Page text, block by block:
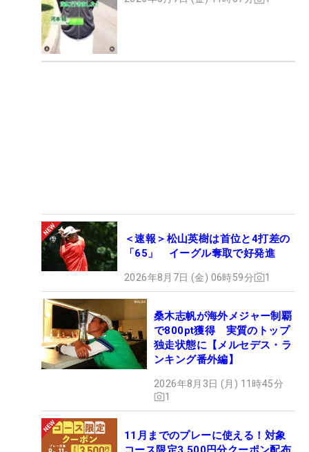
＜速報＞松山英樹は首位と4打差の
「65」 イーグル奪取で好発進
2026年8月7日 (金) 06時59分 1
桑木志帆が海外メジャー制覇
で800pt獲得 実質のトップ
独走状態に【メルセデス・ラ
ンキング番外編】
2026年8月3日 (月) 11時45分
1
11月までのプレーに使える！対象